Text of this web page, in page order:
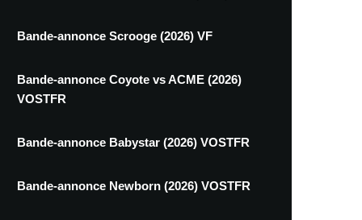
Bande-annonce Scrooge (2026) VF
Bande-annonce Coyote vs ACME (2026)
VOSTFR
Bande-annonce Babystar (2026) VOSTFR
Bande-annonce Newborn (2026) VOSTFR